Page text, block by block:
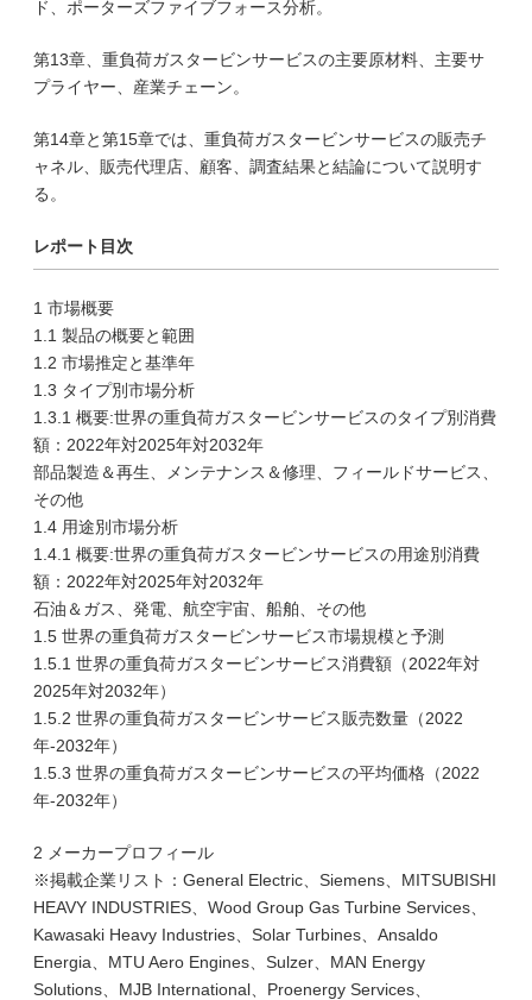
ド、ポーターズファイブフォース分析。
第13章、重負荷ガスタービンサービスの主要原材料、主要サ
プライヤー、産業チェーン。
第14章と第15章では、重負荷ガスタービンサービスの販売チ
ャネル、販売代理店、顧客、調査結果と結論について説明す
る。
レポート目次
1 市場概要
1.1 製品の概要と範囲
1.2 市場推定と基準年
1.3 タイプ別市場分析
1.3.1 概要:世界の重負荷ガスタービンサービスのタイプ別消費
額：2022年対2025年対2032年
部品製造＆再生、メンテナンス＆修理、フィールドサービス、
その他
1.4 用途別市場分析
1.4.1 概要:世界の重負荷ガスタービンサービスの用途別消費
額：2022年対2025年対2032年
石油＆ガス、発電、航空宇宙、船舶、その他
1.5 世界の重負荷ガスタービンサービス市場規模と予測
1.5.1 世界の重負荷ガスタービンサービス消費額（2022年対
2025年対2032年）
1.5.2 世界の重負荷ガスタービンサービス販売数量（2022
年-2032年）
1.5.3 世界の重負荷ガスタービンサービスの平均価格（2022
年-2032年）
2 メーカープロフィール
※掲載企業リスト：General Electric、Siemens、MITSUBISHI
HEAVY INDUSTRIES、Wood Group Gas Turbine Services、
Kawasaki Heavy Industries、Solar Turbines、Ansaldo
Energia、MTU Aero Engines、Sulzer、MAN Energy
Solutions、MJB International、Proenergy Services、